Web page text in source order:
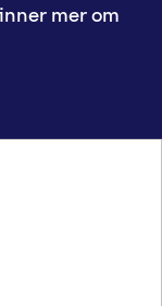
mer om